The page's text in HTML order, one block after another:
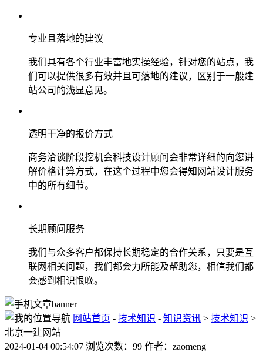
专业且落地的建议
我们具有各个行业丰富地实操经验，针对您的站点，我
们可以提供很多有效并且可落地的建议，区别于一般建
站公司的浅显意见。
透明干净的报价方式
商务洽谈阶段挖机会科技设计顾问会非常详细的向您讲
解价格计算方式，在这个过程中您会得知网站设计服务
中的所有细节。
长期顾问服务
我们与众多客户都保持长期稳定的合作关系，只要是互
联网相关问题，我们都会力所能及帮助您，相信我们都
会感到相识恨晚。
网站首页 - 技术知识 - 知识资讯 > 技术知识 >
北京一建网站
2024-01-04 00:54:07 浏览次数：99 作者：zaomeng